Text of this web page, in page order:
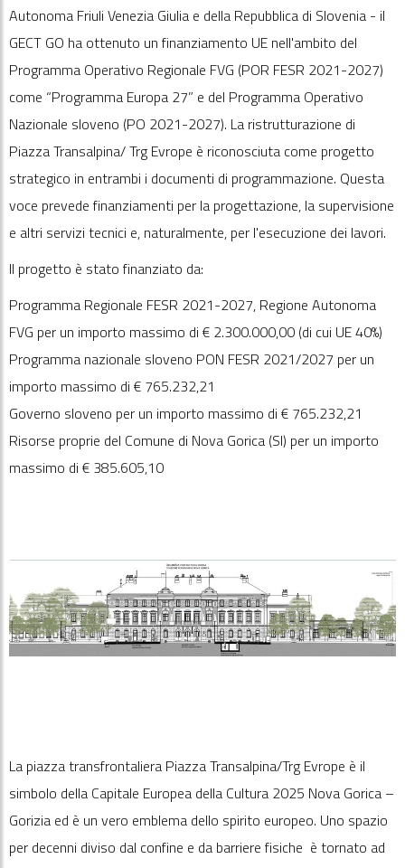
Autonoma Friuli Venezia Giulia e della Repubblica di Slovenia - il
GECT GO ha ottenuto un finanziamento UE nell'ambito del
Programma Operativo Regionale FVG (POR FESR 2021-2027)
come “Programma Europa 27” e del Programma Operativo
Nazionale sloveno (PO 2021-2027). La ristrutturazione di
Piazza Transalpina/ Trg Evrope è riconosciuta come progetto
strategico in entrambi i documenti di programmazione. Questa
voce prevede finanziamenti per la progettazione, la supervisione
e altri servizi tecnici e, naturalmente, per l'esecuzione dei lavori.
Il progetto è stato finanziato da:
Programma Regionale FESR 2021-2027, Regione Autonoma
FVG per un importo massimo di € 2.300.000,00 (di cui UE 40%)
Programma nazionale sloveno PON FESR 2021/2027 per un
importo massimo di € 765.232,21
Governo sloveno per un importo massimo di € 765.232,21
Risorse proprie del Comune di Nova Gorica (Sl) per un importo
massimo di € 385.605,10
La piazza transfrontaliera Piazza Transalpina/Trg Evrope è il
simbolo della Capitale Europea della Cultura 2025 Nova Gorica –
Gorizia ed è un vero emblema dello spirito europeo. Uno spazio
per decenni diviso dal confine e da barriere fisiche è tornato ad